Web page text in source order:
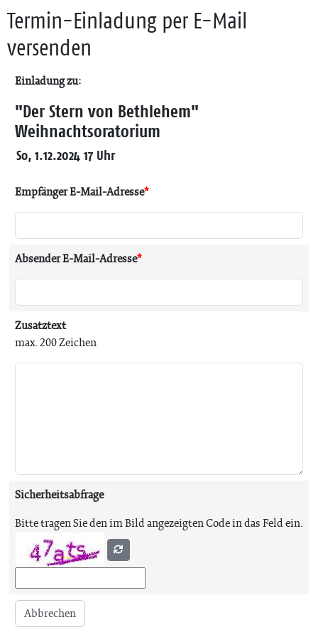
Termin-Einladung per E-Mail
versenden
Einladung zu:
"Der Stern von Bethlehem"
Weihnachtsoratorium
So, 1.12.2024 17 Uhr
Empfänger E-Mail-Adresse*
Absender E-Mail-Adresse*
Zusatztext
max. 200 Zeichen
Sicherheitsabfrage
Bitte tragen Sie den im Bild angezeigten Code in das Feld ein.
Abbrechen